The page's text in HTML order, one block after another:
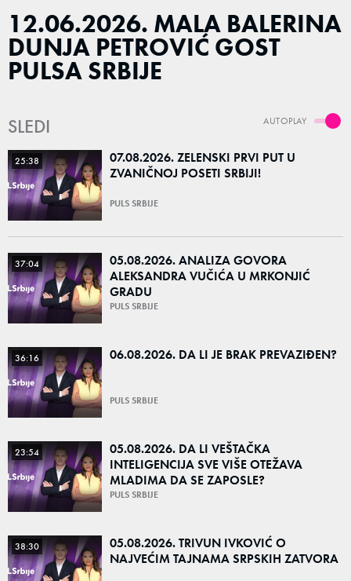
12.06.2026. MALA BALERINA
DUNJA PETROVIĆ GOST
PULSA SRBIJE
AUTOPLAY
SLEDI
25:38
07.08.2026. ZELENSKI PRVI PUT U
ZVANIČNOJ POSETI SRBIJI!
PULS SRBIJE
37:04
05.08.2026. ANALIZA GOVORA
ALEKSANDRA VUČIĆA U MRKONJIĆ
GRADU
PULS SRBIJE
36:16 06.08.2026. DA LI JE BRAK PREVAZIĐEN?
PULS SRBIJE
23:54
05.08.2026. DA LI VEŠTAČKA
INTELIGENCIJA SVE VIŠE OTEŽAVA
MLADIMA DA SE ZAPOSLE?
PULS SRBIJE
38:30
05.08.2026. TRIVUN IVKOVIĆ O
NAJVEĆIM TAJNAMA SRPSKIH ZATVORA